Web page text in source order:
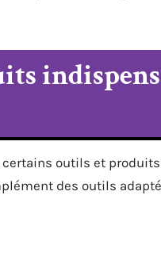
outils et produits
des outils